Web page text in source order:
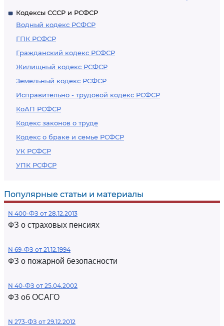
Кодексы СССР и РСФСР
Водный кодекс РСФСР
ГПК РСФСР
Гражданский кодекс РСФСР
Жилищный кодекс РСФСР
Земельный кодекс РСФСР
Исправительно - трудовой кодекс РСФСР
КоАП РСФСР
Кодекс законов о труде
Кодекс о браке и семье РСФСР
УК РСФСР
УПК РСФСР
Популярные статьи и материалы
N 400-ФЗ от 28.12.2013
ФЗ о страховых пенсиях
N 69-ФЗ от 21.12.1994
ФЗ о пожарной безопасности
N 40-ФЗ от 25.04.2002
ФЗ об ОСАГО
N 273-ФЗ от 29.12.2012